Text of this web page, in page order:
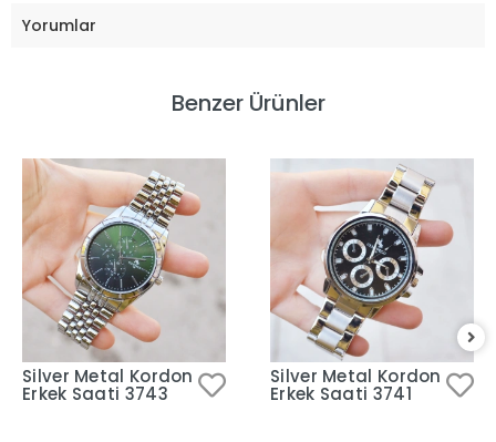
Yorumlar
Benzer Ürünler
Silver Metal Kordon
Erkek Saati 3743
Silver Metal Kordon
Erkek Saati 3741